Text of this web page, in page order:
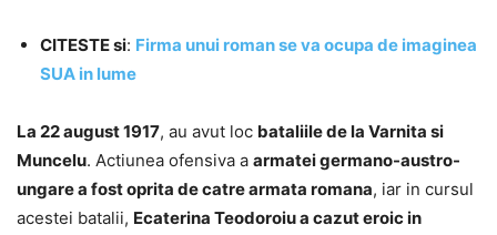
CITESTE si: Firma unui roman se va ocupa de imaginea
SUA in lume
La 22 august 1917, au avut loc bataliile de la Varnita si
Muncelu. Actiunea ofensiva a armatei germano-austro-
ungare a fost oprita de catre armata romana, iar in cursul
acestei batalii, Ecaterina Teodoroiu a cazut eroic in